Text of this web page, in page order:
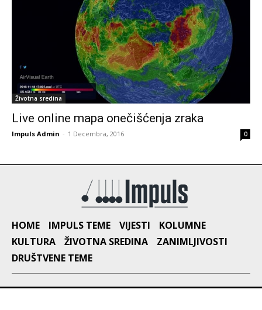
Životna sredina
Live online mapa onečišćenja zraka
Impuls Admin - 1 Decembra, 2016 0
HOME IMPULS TEME VIJESTI
KOLUMNE
KULTURA
ŽIVOTNA SREDINA
ZANIMLJIVOSTI
DRUŠTVENE TEME